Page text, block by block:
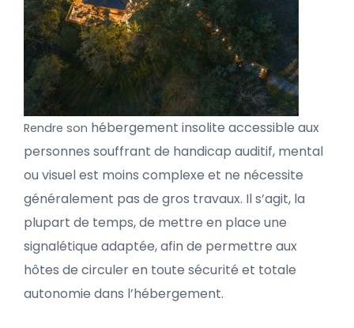
Rendre son hébergement insolite accessible aux
personnes souffrant de handicap auditif, mental
ou visuel est moins complexe et ne nécessite
généralement pas de gros travaux. Il s’agit, la
plupart de temps, de mettre en place une
signalétique adaptée, afin de permettre aux
hôtes de circuler en toute sécurité et totale
autonomie dans l’hébergement.